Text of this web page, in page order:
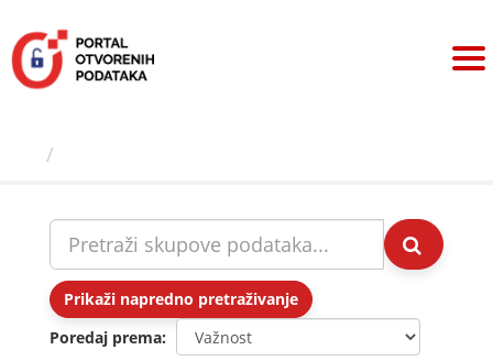
sadržaj
Prikaži napredno pretraživanje
Poredaj prema